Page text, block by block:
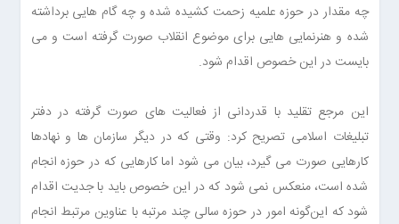
چه مقدار در حوزه علمیه زحمت کشیده شده و چه گام هایی برداشته
شده و هنرنمایی هایی برای موضوع انقلاب صورت گرفته است و می
بایست در این خصوص اقدام شود.
این مرجع تقلید با قدردانی از فعالیت های صورت گرفته در دفتر
تبلیغات اسلامی تصریح کرد: وقتی که در دیگر سازمان ها و نهادها
کارهایی صورت می گیرد، بیان می شود اما کارهایی که در حوزه انجام
شده است، منعکس نمی شود که در این خصوص باید با جدیت اقدام
شود که این‌گونه امور در حوزه سالی چند مرتبه با عناوین مرتبط انجام